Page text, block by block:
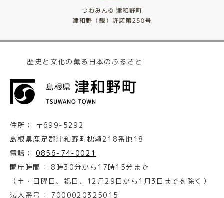
歴史と文化の薫る日本のふるさと
住所：
〒699-5292
島根県鹿足郡津和野町枕瀬218番地18
電話：
0856-74-0021
開庁時間：
8時30分から17時15分まで
（土・日曜日、祝日、12月29日から1月3日までを除く）
法人番号：
7000020325015